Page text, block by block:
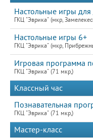
Настольные игры для
ГКЦ "Эврика" (мкр,
Настольные игры 6+
ГКЦ "Эврика" (мкр,
Игровая программа
ГКЦ "Эврика" (71 мкр,)
Классный час
Познавательная
ГКЦ "Эврика" (71 мкр,)
Мастер-класс